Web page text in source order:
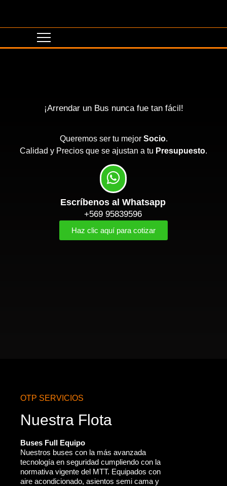
¡Arrendar un Bus nunca fue tan fácil!
Queremos ser tu mejor Socio.
Calidad y Precios que se ajustan a tu Presupuesto.
Escríbenos al Whatsapp
+569 95839596
Haz clic aquí para cotizar
OTP SERVICIOS
Nuestra Flota
Buses Full Equipo
Nuestros buses con la más avanzada
tecnología en seguridad cumpliendo con la
normativa vigente del MTT. Equipados con
aire acondicionado, asientos semi cama y